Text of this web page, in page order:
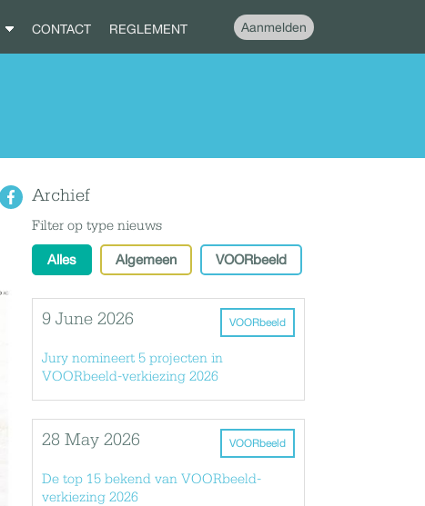
CONTACT REGLEMENT Aanmelden
Archief
Filter op type nieuws
Alles Algemeen VOORbeeld
VOORbeeld
9 June 2026
Jury nomineert 5 projecten in
VOORbeeld-verkiezing 2026
VOORbeeld
28 May 2026
De top 15 bekend van VOORbeeld-
verkiezing 2026